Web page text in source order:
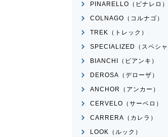
PINARELLO（ピナレロ）
COLNAGO（コルナゴ）
TREK（トレック）
SPECIALIZED（スペシャ
BIANCHI（ビアンキ）
DEROSA（デローザ）
ANCHOR（アンカー）
CERVELO（サーベロ）
CARRERA（カレラ）
LOOK（ルック）